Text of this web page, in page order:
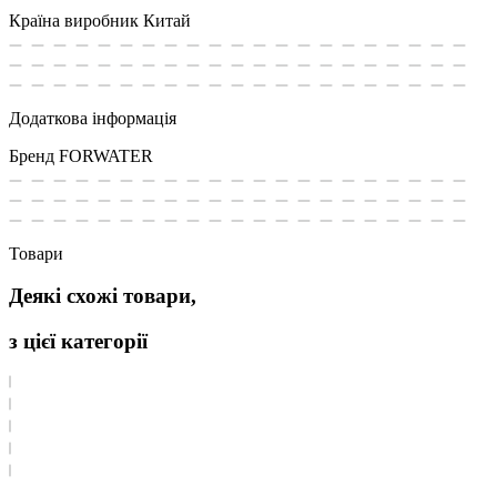
Країна виробник Китай
Додаткова інформація
Бренд FORWATER
Товари
Деякі схожі товари,
з цієї категорії